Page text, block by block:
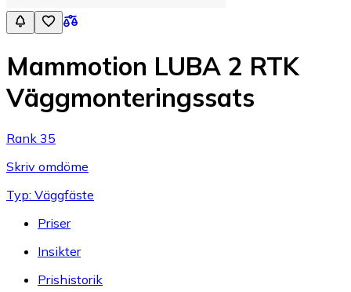
Mammotion LUBA 2 RTK
Väggmonteringssats
Rank 35
Skriv omdöme
Typ: Väggfäste
Priser
Insikter
Prishistorik